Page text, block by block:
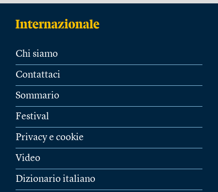
Chi siamo
Contattaci
Sommario
Festival
Privacy e cookie
Video
Dizionario italiano